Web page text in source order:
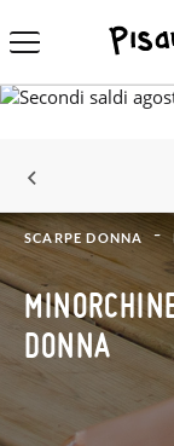
SCARPE DONNA
DONNA